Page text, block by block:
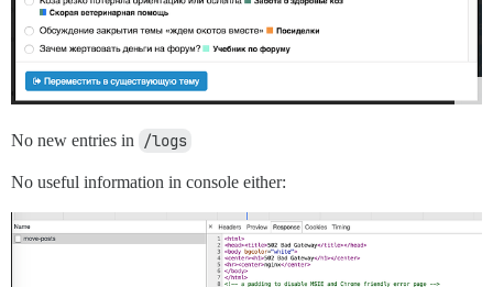
No new entries in /logs
No useful information in console either: